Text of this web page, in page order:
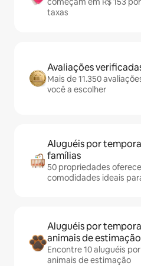
taxas
Avaliações
Mais de 11.350
você a escolher
Aluguéis por
famílias
50 propriedades
comodidades ideais
Aluguéis por
animais de estimação
Encontre 10 aluguéis
animais de estimação